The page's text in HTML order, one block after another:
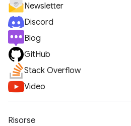
Newsletter
Discord
Blog
GitHub
Stack Overflow
Video
Risorse